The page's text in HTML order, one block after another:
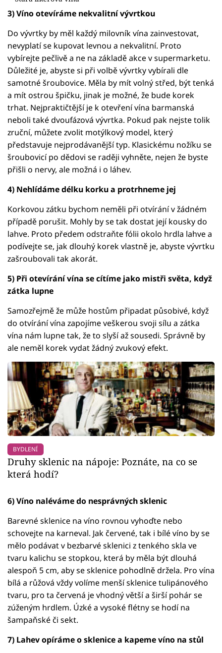
3) Víno otevíráme nekvalitní vývrtkou
Do vývrtky by měl každý milovník vína zainvestovat,
nevyplatí se kupovat levnou a nekvalitní. Proto
vybírejte pečlivě a ne na základě akce v supermarketu.
Důležité je, abyste si při volbě vývrtky vybírali dle
samotné šroubovice. Měla by mít volný střed, být tenká
a mít ostrou špičku, jinak je možné, že bude korek
trhat. Nejpraktičtější je k otevření vína barmanská
neboli také dvoufázová vývrtka. Pokud pak nejste tolik
zruční, můžete zvolit motýlkový model, který
představuje nejprodávanější typ. Klasickému nožíku se
šroubovicí po dědovi se raději vyhněte, nejen že byste
přišli o nervy, ale možná i o láhev.
4) Nehlídáme délku korku a protrhneme jej
Korkovou zátku bychom neměli při otvírání v žádném
případě porušit. Mohly by se tak dostat její kousky do
lahve. Proto předem odstraňte fólii okolo hrdla lahve a
podívejte se, jak dlouhý korek vlastně je, abyste vývrtku
zašroubovali tak akorát.
5) Při otevírání vína se cítíme jako mistři světa, když
zátka lupne
Samozřejmě že může hostům připadat působivé, když
do otvírání vína zapojíme veškerou svoji sílu a zátka
vína nám lupne tak, že to slyší až sousedi. Správně by
ale neměl korek vydat žádný zvukový efekt.
BYDLENÍ
Druhy sklenic na nápoje: Poznáte, na co se
která hodí?
6) Víno naléváme do nesprávných sklenic
Barevné sklenice na víno rovnou vyhoďte nebo
schovejte na karneval. Jak červené, tak i bílé víno by se
mělo podávat v bezbarvé sklenici z tenkého skla ve
tvaru kalichu se stopkou, která by měla být dlouhá
alespoň 5 cm, aby se sklenice pohodlně držela. Pro vína
bílá a růžová vždy volíme menší sklenice tulipánového
tvaru, pro ta červená je vhodný větší a širší pohár se
zúženým hrdlem. Úzké a vysoké flétny se hodí na
šampaňské či sekt.
7) Lahev opíráme o sklenice a kapeme víno na stůl